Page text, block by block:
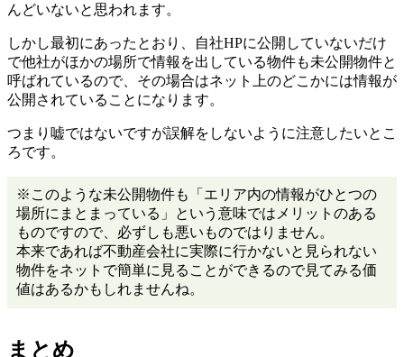
んどいないと思われます。
しかし最初にあったとおり、自社HPに公開していないだけ
で他社がほかの場所で情報を出している物件も未公開物件と
呼ばれているので、その場合はネット上のどこかには情報が
公開されていることになります。
つまり嘘ではないですが誤解をしないように注意したいとこ
ろです。
※このような未公開物件も「エリア内の情報がひとつの
場所にまとまっている」という意味ではメリットのある
ものですので、必ずしも悪いものではりません。
本来であれば不動産会社に実際に行かないと見られない
物件をネットで簡単に見ることができるので見てみる価
値はあるかもしれませんね。
まとめ